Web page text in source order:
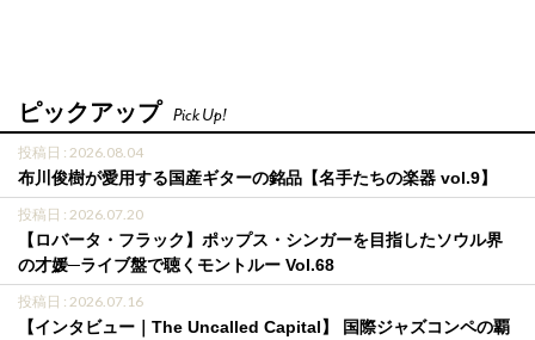
ピックアップ Pick Up!
投稿日 : 2026.08.04
布川俊樹が愛用する国産ギターの銘品【名手たちの楽器 vol.9】
投稿日 : 2026.07.20
【ロバータ・フラック】ポップス・シンガーを目指したソウル界
の才媛─ライブ盤で聴くモントルー Vol.68
投稿日 : 2026.07.16
【インタビュー｜The Uncalled Capital】 国際ジャズコンペの覇